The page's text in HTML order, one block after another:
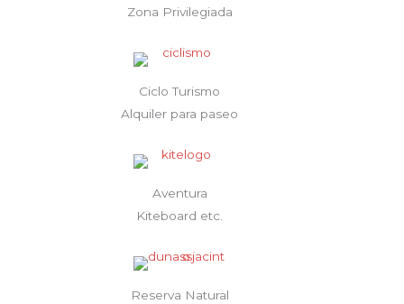
Zona Privilegiada
Ciclo Turismo
Alquiler para paseo
Aventura
Kiteboard etc.
Reserva Natural